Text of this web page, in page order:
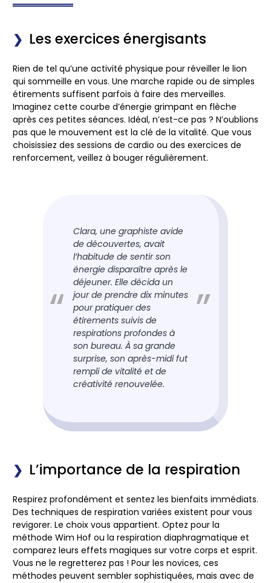
Les exercices énergisants
Rien de tel qu’une activité physique pour réveiller le lion
qui sommeille en vous. Une marche rapide ou de simples
étirements suffisent parfois à faire des merveilles.
Imaginez cette courbe d’énergie grimpant en flèche
après ces petites séances. Idéal, n’est-ce pas ? N’oublions
pas que le mouvement est la clé de la vitalité. Que vous
choisissiez des sessions de cardio ou des exercices de
renforcement, veillez à bouger régulièrement.
Clara, une graphiste avide
de découvertes, avait
l’habitude de sentir son
énergie disparaître après le
déjeuner. Elle décida un
jour de prendre dix minutes
pour pratiquer des
étirements suivis de
respirations profondes à
son bureau. À sa grande
surprise, son après-midi fut
rempli de vitalité et de
créativité renouvelée.
L’importance de la respiration
Respirez profondément et sentez les bienfaits immédiats.
Des techniques de respiration variées existent pour vous
revigorer. Le choix vous appartient. Optez pour la
méthode Wim Hof ou la respiration diaphragmatique et
comparez leurs effets magiques sur votre corps et esprit.
Vous ne le regretterez pas ! Pour les novices, ces
méthodes peuvent sembler sophistiquées, mais avec de